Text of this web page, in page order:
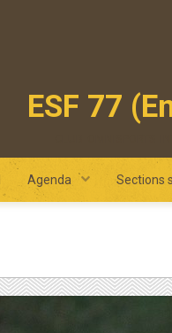
ESF 77
Agenda Sections